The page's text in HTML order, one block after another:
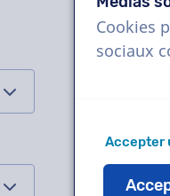
Cookies
sociaux
Accepter